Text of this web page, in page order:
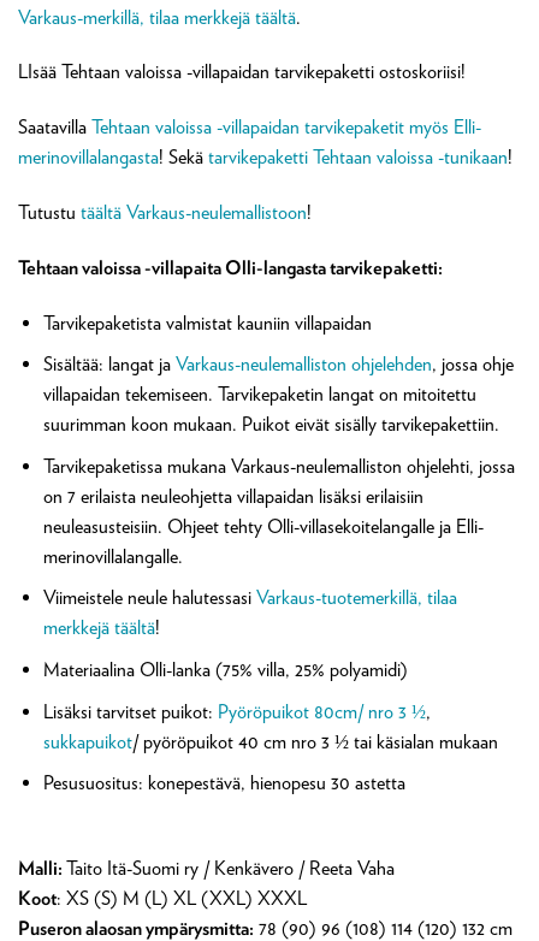
Varkaus-merkillä, tilaa merkkejä täältä.
LIsää Tehtaan valoissa -villapaidan tarvikepaketti ostoskoriisi!
Saatavilla Tehtaan valoissa -villapaidan tarvikepaketit myös Elli-
merinovillalangasta! Sekä tarvikepaketti Tehtaan valoissa -tunikaan!
Tutustu täältä Varkaus-neulemallistoon!
Tehtaan valoissa -villapaita Olli-langasta tarvikepaketti:
Tarvikepaketista valmistat kauniin villapaidan
Sisältää: langat ja Varkaus-neulemalliston ohjelehden, jossa ohje
villapaidan tekemiseen. Tarvikepaketin langat on mitoitettu
suurimman koon mukaan. Puikot eivät sisälly tarvikepakettiin.
Tarvikepaketissa mukana Varkaus-neulemalliston ohjelehti, jossa
on 7 erilaista neuleohjetta villapaidan lisäksi erilaisiin
neuleasusteisiin. Ohjeet tehty Olli-villasekoitelangalle ja Elli-
merinovillalangalle.
Viimeistele neule halutessasi Varkaus-tuotemerkillä, tilaa
merkkejä täältä!
Materiaalina Olli-lanka (75% villa, 25% polyamidi)
Lisäksi tarvitset puikot: Pyöröpuikot 80cm/ nro 3 ½,
sukkapuikot/ pyöröpuikot 40 cm nro 3 ½ tai käsialan mukaan
Pesusuositus: konepestävä, hienopesu 30 astetta
Malli: Taito Itä-Suomi ry / Kenkävero / Reeta Vaha
Koot: XS (S) M (L) XL (XXL) XXXL
Puseron alaosan ympärysmitta: 78 (90) 96 (108) 114 (120) 132 cm